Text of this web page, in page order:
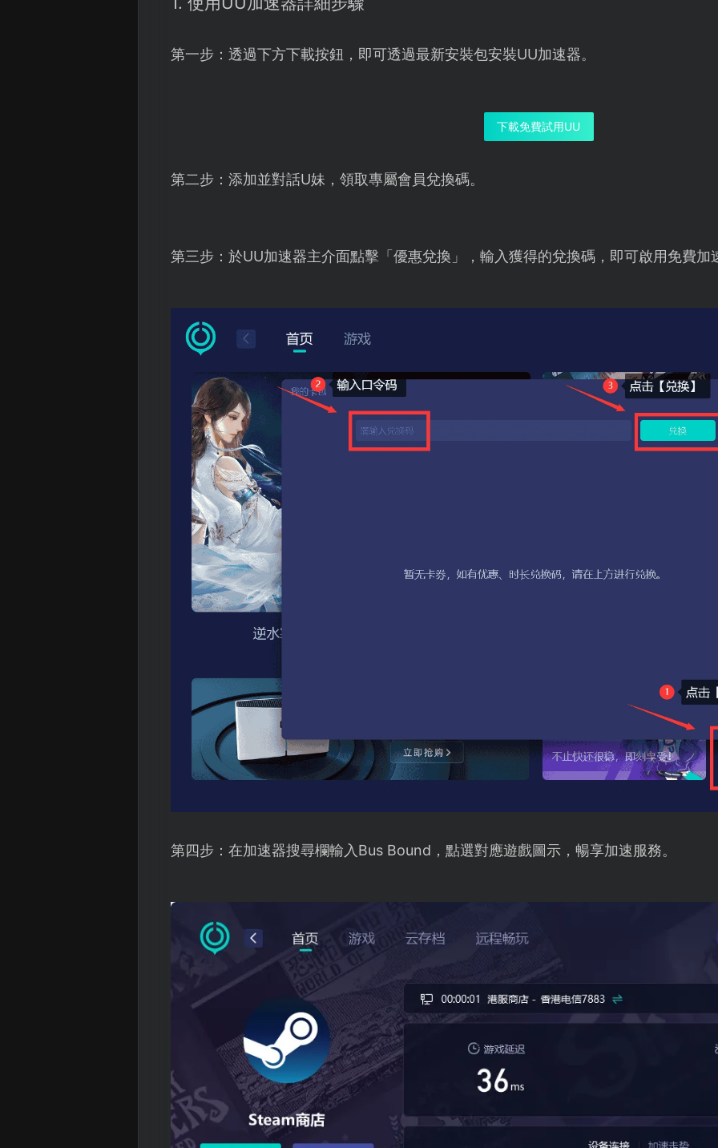
第一步：透過下方下載按鈕，即可透過最新安裝包安裝UU加速器。
下載免費試用UU
第二步：添加並對話U妹，領取專屬會員兌換碼。
第三步：於UU加速器主介面點擊「優惠兌換」，輸入獲得的兌換碼，即可啟用免費加
第四步：在加速器搜尋欄輸入Bus Bound，點選對應遊戲圖示，暢享加速服務。